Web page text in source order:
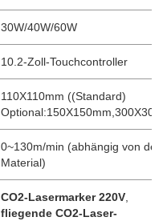
30W/40W/60W
10.2-Zoll-Touchcontroller
110X110mm ((Standard)
0~130m/min (abhängig von dem
Material)
CO2-Lasermarker 220V
fliegende CO2-Laser-